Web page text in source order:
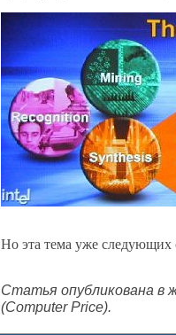
Но эта тема уже следующих
Статья опубликована в
(Computer Price).